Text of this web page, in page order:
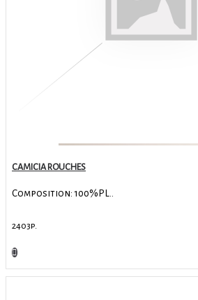
CAMICIA ROUCHES
Composition: 100%PL..
2403р.